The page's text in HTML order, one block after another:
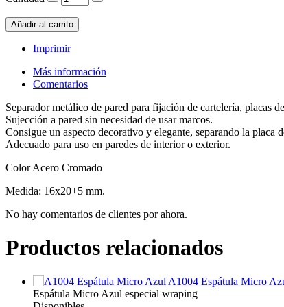
Imprimir
Más información
Comentarios
Separador metálico de pared para fijación de cartelería, placas
Sujección a pared sin necesidad de usar marcos.
Consigue un aspecto decorativo y elegante, separando la placa
Adecuado para uso en paredes de interior o exterior.
Color Acero Cromado
Medida: 16x20+5 mm.
No hay comentarios de clientes por ahora.
Productos relacionados
A1004 Espátula Micro
Espátula Micro Azul especial wraping